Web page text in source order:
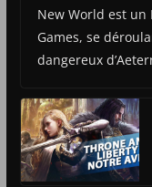
New World est un
Games, se
dangereux